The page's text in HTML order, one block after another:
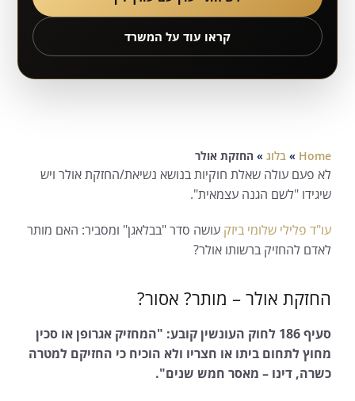
קראו עוד על המשרד
Home
» בלוג » החזקת אולר
לא פעם עולה שאלת חוקיות בנושא נשיאת/החזקת אולר ויש
שיגידו "לשם הגנה עצמאית".
עו"ד פלילי שלומי ביזק עושה סדר "בבלאגן" ומסביר: האם מותר
לאדם להחזיק ברשותו אולר?
החזקת אולר – מותר? אסור?
סעיף 186 לחוק העונשין קובע: "המחזיק אגרופן או סכין
מחוץ לתחום ביתו או חצריו ולא הוכיח כי החזיקם למטרה
כשרה, דינו – מאסר חמש שנים".